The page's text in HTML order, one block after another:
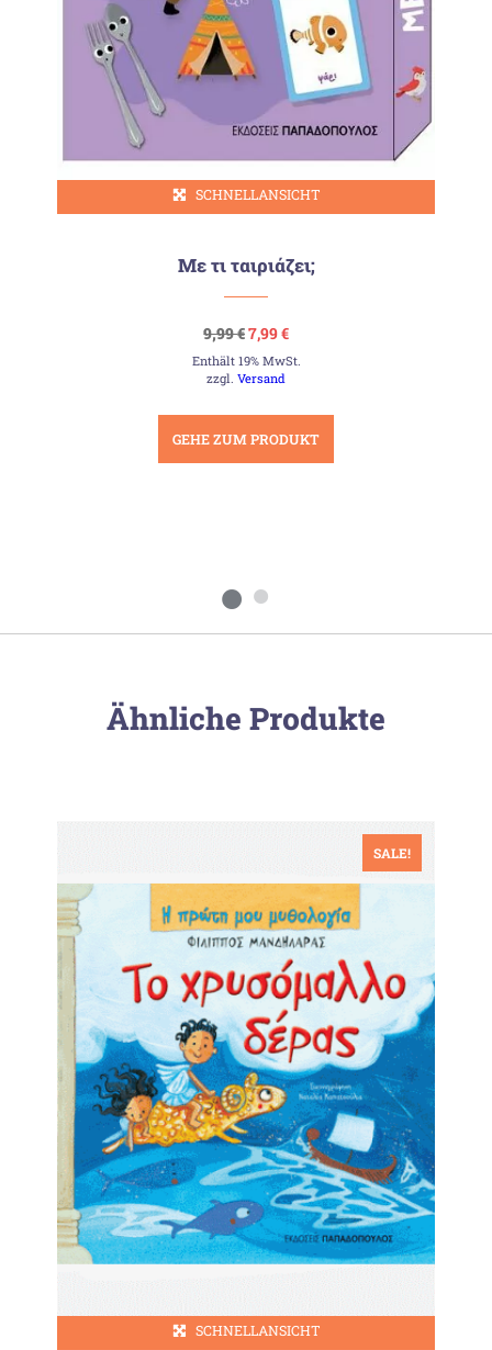
SCHNELLANSICHT
Με τι ταιριάζει;
9,99€Ursprünglicher
Preis
war:
9,99 €
7,99€Aktueller
ist:
Enthält 19% MwSt.
zzgl.Versand
GEHE ZUM PRODUKT
Ähnliche Produkte
SALE!
SCHNELLANSICHT